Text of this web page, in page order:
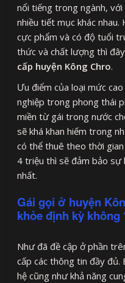
nổi tiếng trong ngành,
nhiều tiết mục khác
cực phẩm và có độ tuổi
thức và chất lượng thì
cấp huyện Kông Chro.
Ưu điểm của loại mức
nghiệp trong phong thái
miền từ gái trong nước
sẽ khá khan hiếm trong
có thể thuê theo thời
4 triệu thì sẽ đảm bảo sự
nhất.
Gái gọi ở huyện
khỏe định kỳ không
Như đã đề cập ở phần
cấp các thông tin đầy
hệ cũng như khả năng